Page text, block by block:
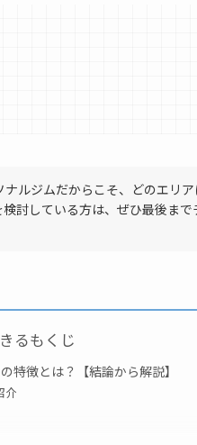
ルジムだからこそ、どのエリ
討している方は、ぜひ最後ま
るもくじ
特徴とは？【結論から解説】
介